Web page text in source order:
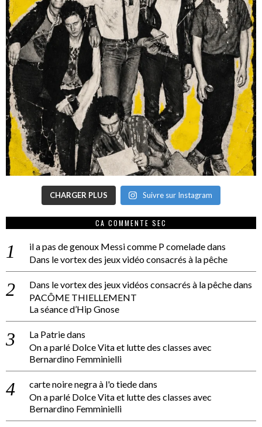
CHARGER PLUS Suivre sur Instagram
CA COMMENTE SEC
il a pas de genoux Messi comme P comeladedans
Dans le vortex des jeux vidéo consacrés à la pêche
Dans le vortex des jeux vidéos consacrés à la pêchedans
PACÔME THIELLEMENT
La séance d’Hip Gnose
La Patriedans
On a parlé Dolce Vita et lutte des classes avec
Bernardino Femminielli
carte noire negra à l'o tiededans
On a parlé Dolce Vita et lutte des classes avec
Bernardino Femminielli